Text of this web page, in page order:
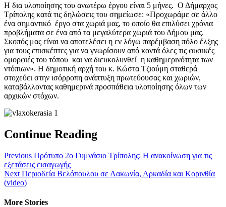
Η δια υλοποίησης του ανωτέρω έργου είναι 5 μήνες. Ο Δήμαρχος
Τρίπολης κατά τις δηλώσεις του σημείωσε: «Προχωράμε σε άλλο
ένα σημαντικό έργο στα χωριά μας, το οποίο θα επιλύσει χρόνια
προβλήματα σε ένα από τα μεγαλύτερα χωριά του Δήμου μας.
Σκοπός μας είναι να αποτελέσει η εν λόγω παρέμβαση πόλο έλξης
για τους επισκέπτες για να γνωρίσουν από κοντά όλες τις φυσικές
ομορφιές του τόπου και να διευκολυνθεί η καθημερινότητα των
ντόπιων». Η δημοτική αρχή του κ. Κώστα Τζιούμη σταθερά
στοχεύει στην ισόρροπη ανάπτυξη πρωτεύουσας και χωριών,
καταβάλλοντας καθημερινά προσπάθεια υλοποίησης όλων των
αρχικών στόχων.
Continue Reading
Previous Πρότυπο 2ο Γυμνάσιο Τρίπολης: Η ανακοίνωση για τις
εξετάσεις εισαγωγής
Next Περιοδεία Βελόπουλου σε Λακωνία, Αρκαδία και Κορινθία
(video)
More Stories